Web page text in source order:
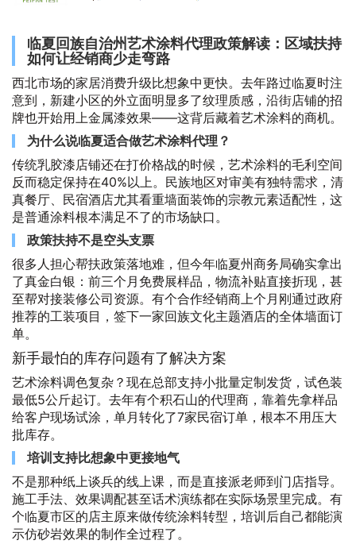
临夏回族自治州艺术涂料代理政策解读：区域扶持
如何让经销商少走弯路
西北市场的家居消费升级比想象中更快。去年路过临夏时注
意到，新建小区的外立面明显多了纹理质感，沿街店铺的招
牌也开始用上金属漆效果——这背后藏着艺术涂料的商机。
为什么说临夏适合做艺术涂料代理？
传统乳胶漆店铺还在打价格战的时候，艺术涂料的毛利空间
反而稳定保持在40%以上。民族地区对审美有独特需求，清
真餐厅、民宿酒店尤其看重墙面装饰的宗教元素适配性，这
是普通涂料根本满足不了的市场缺口。
政策扶持不是空头支票
很多人担心帮扶政策落地难，但今年临夏州商务局确实拿出
了真金白银：前三个月免费展样品，物流补贴直接折现，甚
至帮对接装修公司资源。有个合作经销商上个月刚通过政府
推荐的工装项目，签下一家回族文化主题酒店的全体墙面订
单。
新手最怕的库存问题有了解决方案
艺术涂料调色复杂？现在总部支持小批量定制发货，试色装
最低5公斤起订。去年有个积石山的代理商，靠着先拿样品
给客户现场试涂，单月转化了7家民宿订单，根本不用压大
批库存。
培训支持比想象中更接地气
不是那种纸上谈兵的线上课，而是直接派老师到门店指导。
施工手法、效果调配甚至话术演练都在实际场景里完成。有
个临夏市区的店主原来做传统涂料转型，培训后自己都能演
示仿砂岩效果的制作全过程了。